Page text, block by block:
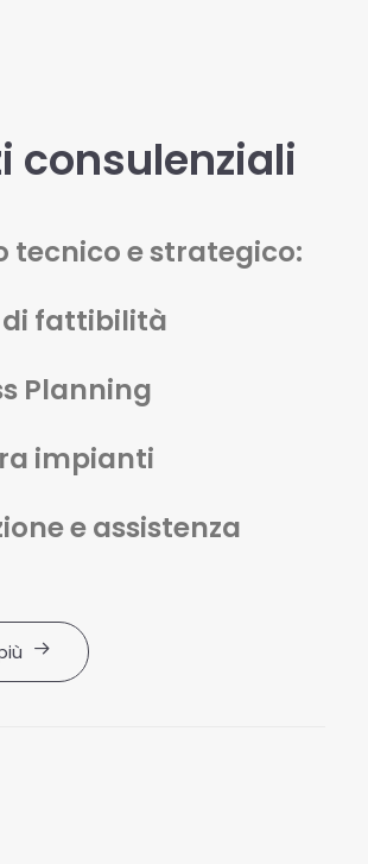
consulenziali
tecnico e strategico:
di fattibilità
Planning
impianti
e assistenza